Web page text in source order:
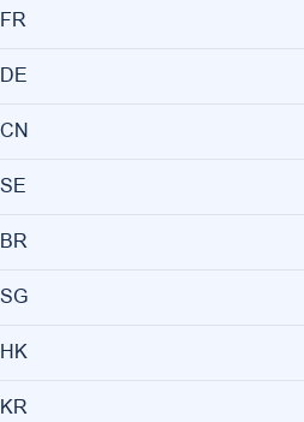
FR
DE
CN
SE
BR
SG
HK
KR